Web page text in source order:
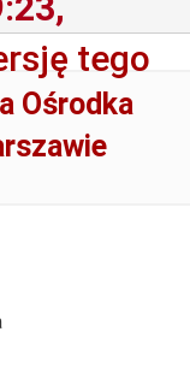
tego
Ośrodka